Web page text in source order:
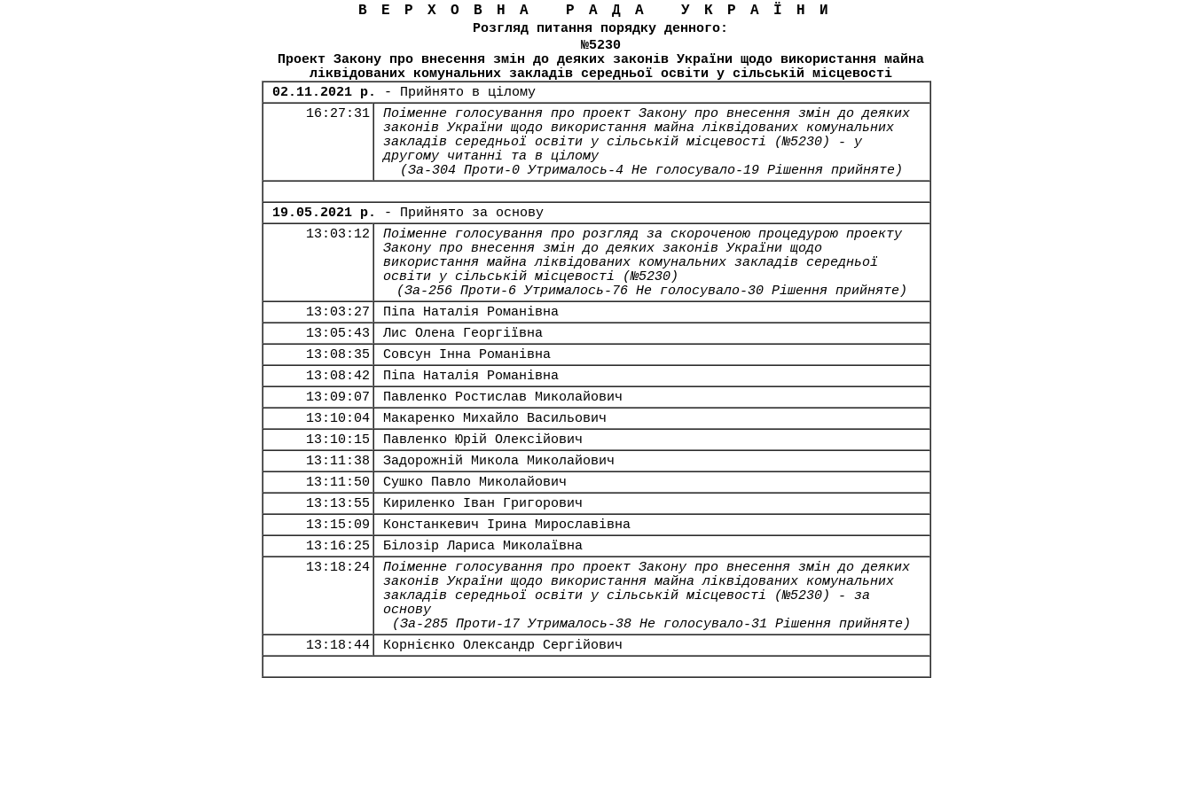
ВЕРХОВНА РАДА УКРАЇНИ
Розгляд питання порядку денного:
№5230
Проект Закону про внесення змін до деяких законів України щодо використання майна
ліквідованих комунальних закладів середньої освіти у сільській місцевості
02.11.2021 р.
- Прийнято в цілому
16:27:31
Поіменне голосування про проект Закону про внесення змін до деяких
законів України щодо використання майна ліквідованих комунальних
закладів середньої освіти у сільській місцевості (№5230) - у
другому читанні та в цілому
(За-304 Проти-0 Утрималось-4 Не голосувало-19 Рішення прийняте)
19.05.2021 р.
- Прийнято за основу
13:03:12
Поіменне голосування про розгляд за скороченою процедурою проекту
Закону про внесення змін до деяких законів України щодо
використання майна ліквідованих комунальних закладів середньої
освіти у сільській місцевості (№5230)
(За-256 Проти-6 Утрималось-76 Не голосувало-30 Рішення прийняте)
13:03:27
Піпа Наталія Романівна
13:05:43
Лис Олена Георгіївна
13:08:35
Совсун Інна Романівна
13:08:42
Піпа Наталія Романівна
13:09:07
Павленко Ростислав Миколайович
13:10:04
Макаренко Михайло Васильович
13:10:15
Павленко Юрій Олексійович
13:11:38
Задорожній Микола Миколайович
13:11:50
Сушко Павло Миколайович
13:13:55
Кириленко Іван Григорович
13:15:09
Констанкевич Ірина Мирославівна
13:16:25
Білозір Лариса Миколаївна
13:18:24
Поіменне голосування про проект Закону про внесення змін до деяких
законів України щодо використання майна ліквідованих комунальних
закладів середньої освіти у сільській місцевості (№5230) - за
основу
(За-285 Проти-17 Утрималось-38 Не голосувало-31 Рішення прийняте)
13:18:44
Корнієнко Олександр Сергійович